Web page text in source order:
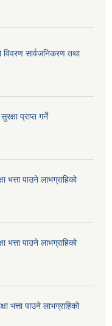
विवरण सार्वजनिकरण तथा
प्राप्त गर्ने
पाउने लाभग्राहिको
पाउने लाभग्राहिको
पाउने लाभग्राहिको